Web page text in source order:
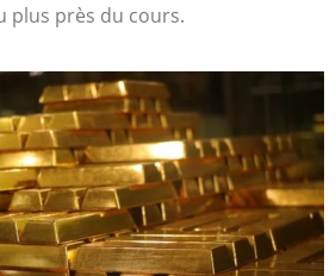
plus près du cours.